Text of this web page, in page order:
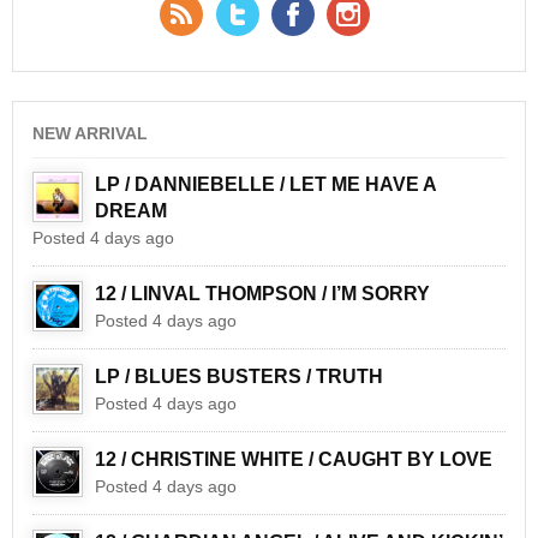
RSS Feed
Twitter Facebook
NEW ARRIVAL
LP / DANNIEBELLE / LET ME HAVE A
DREAM
Posted 4 days ago
12 / LINVAL THOMPSON / I’M SORRY
Posted 4 days ago
LP / BLUES BUSTERS / TRUTH
Posted 4 days ago
12 / CHRISTINE WHITE / CAUGHT BY LOVE
Posted 4 days ago